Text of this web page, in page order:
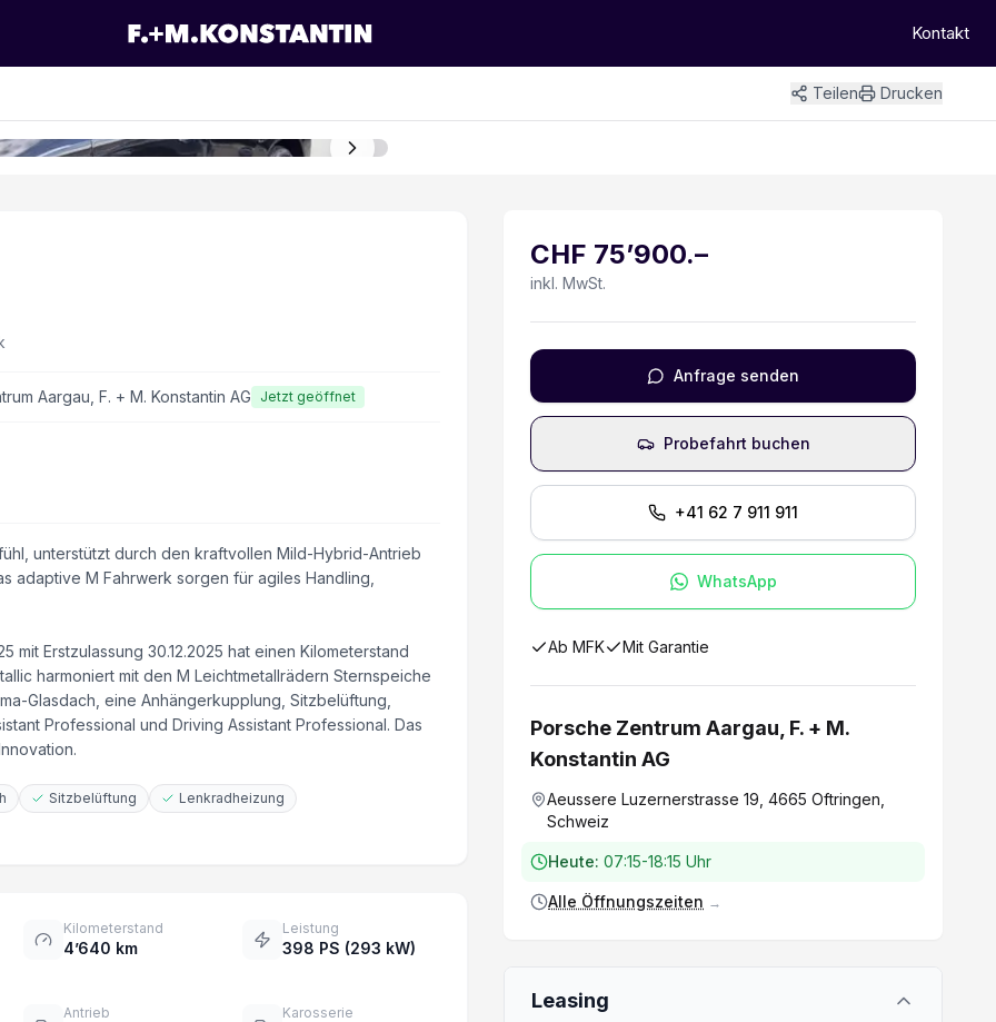
Kontakt
Teilen
Drucken
Aargau, F. + M. Konstantin AG Jetzt geöffnet
unterstützt durch den kraftvollen Mild-Hybrid-Antrieb
adaptive M Fahrwerk sorgen für agiles Handling,
Erstzulassung 30.12.2025 hat einen Kilometerstand
harmoniert mit den M Leichtmetallrädern Sternspeiche
Glasdach, eine Anhängerkupplung, Sitzbelüftung,
Professional und Driving Assistant Professional. Das
Sitzbelüftung
Lenkradheizung
Kilometerstand
4’640 km
Leistung
398 PS (293 kW)
Antrieb Karosserie
CHF 75’900.–
inkl. MwSt.
Anfrage senden
Probefahrt buchen
+41 62 7 911 911
WhatsApp
Ab MFK Mit Garantie
Porsche Zentrum Aargau, F. + M.
Konstantin AG
Aeussere Luzernerstrasse 19, 4665 Oftringen,
Schweiz
Heute:07:15-18:15 Uhr
Alle Öffnungszeiten →
Leasing